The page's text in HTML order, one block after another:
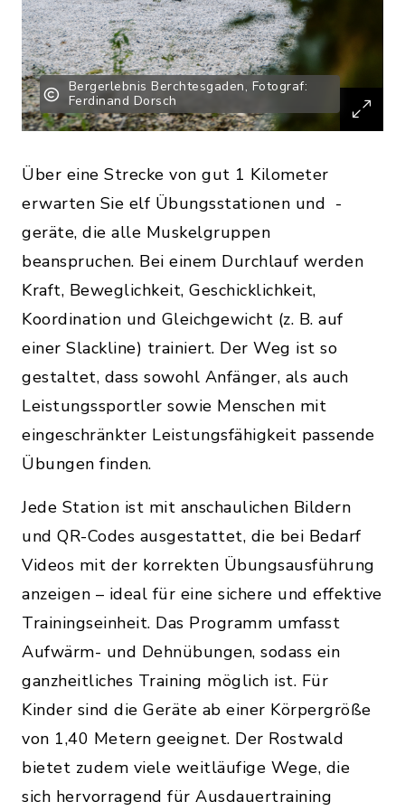
Bergerlebnis Berchtesgaden, Fotograf:
Ferdinand Dorsch
Über eine Strecke von gut 1 Kilometer
erwarten Sie elf Übungsstationen und -
geräte, die alle Muskelgruppen
beanspruchen. Bei einem Durchlauf werden
Kraft, Beweglichkeit, Geschicklichkeit,
Koordination und Gleichgewicht (z. B. auf
einer Slackline) trainiert. Der Weg ist so
gestaltet, dass sowohl Anfänger, als auch
Leistungssportler sowie Menschen mit
eingeschränkter Leistungsfähigkeit passende
Übungen finden.
Jede Station ist mit anschaulichen Bildern
und QR-Codes ausgestattet, die bei Bedarf
Videos mit der korrekten Übungsausführung
anzeigen – ideal für eine sichere und effektive
Trainingseinheit. Das Programm umfasst
Aufwärm- und Dehnübungen, sodass ein
ganzheitliches Training möglich ist. Für
Kinder sind die Geräte ab einer Körpergröße
von 1,40 Metern geeignet. Der Rostwald
bietet zudem viele weitläufige Wege, die
sich hervorragend für Ausdauertraining